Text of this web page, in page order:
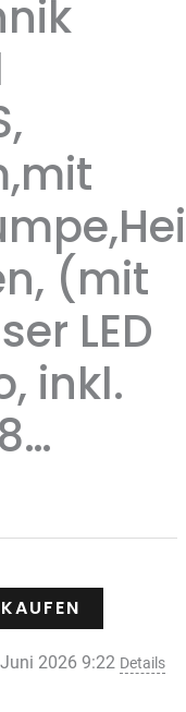
(mit
LED
inkl.
2026 9:22 Details